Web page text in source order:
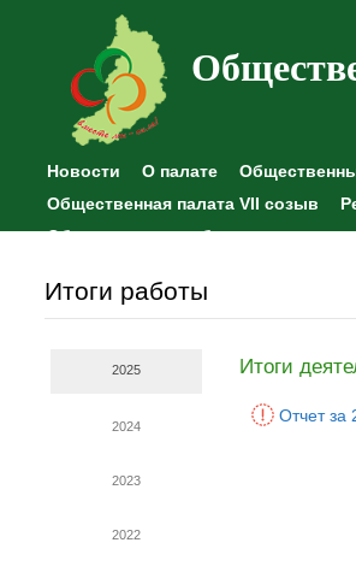
Новости О палате
Общественная палата VII созыв
Общественные наблюдения
Итоги работы
2025
2024
2023
2022
Итоги
Отчет за